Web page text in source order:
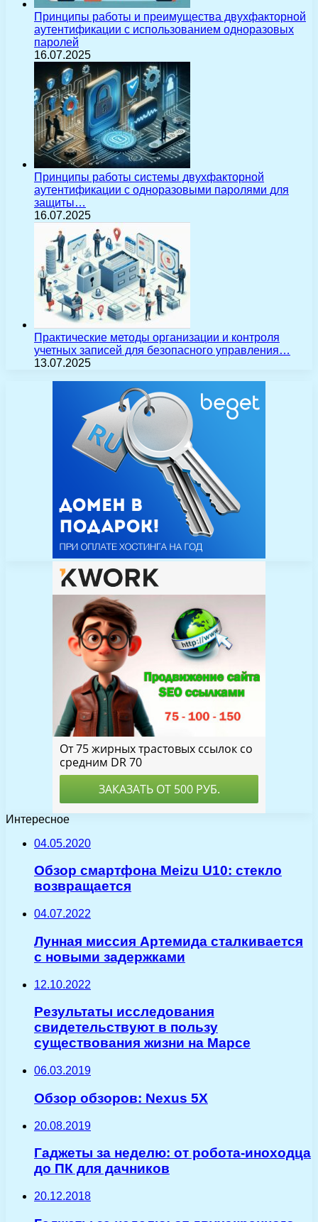
Принципы работы и преимущества двухфакторной
аутентификации с использованием одноразовых
паролей
16.07.2025
Принципы работы системы двухфакторной
аутентификации с одноразовыми паролями для
защиты…
16.07.2025
Практические методы организации и контроля
учетных записей для безопасного управления…
13.07.2025
Интересное
04.05.2020
Обзор смартфона Meizu U10: стекло
возвращается
04.07.2022
Лунная миссия Артемида сталкивается
с новыми задержками
12.10.2022
Результаты исследования
свидетельствуют в пользу
существования жизни на Марсе
06.03.2019
Обзор обзоров: Nexus 5X
20.08.2019
Гаджеты за неделю: от робота-иноходца
до ПК для дачников
20.12.2018